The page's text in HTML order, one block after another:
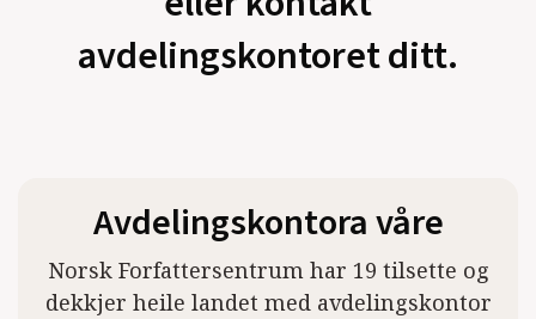
avdelingskontoret ditt.
Avdelingskontora våre
Norsk Forfattersentrum har 19 tilsette og
dekkjer heile landet med avdelingskontor